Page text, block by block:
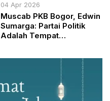
04 Apr 2026
Muscab PKB Bogor, Edwin
Sumarga: Partai Politik
Adalah Tempat